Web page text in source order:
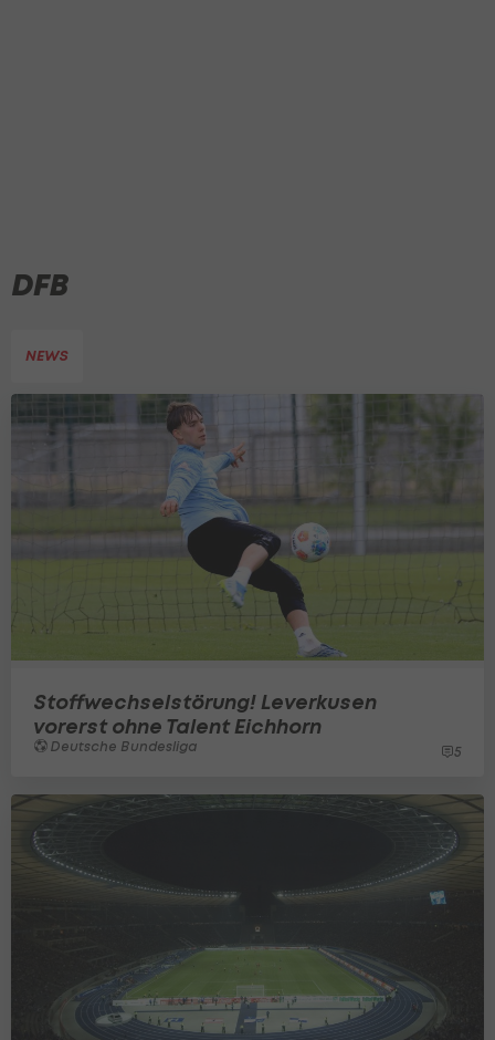
DFB
NEWS
Stoffwechselstörung! Leverkusen
vorerst ohne Talent Eichhorn
Deutsche Bundesliga 5